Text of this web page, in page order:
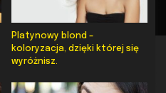
Platynowy blond –
koloryzacja, dzięki której się
wyróżnisz.